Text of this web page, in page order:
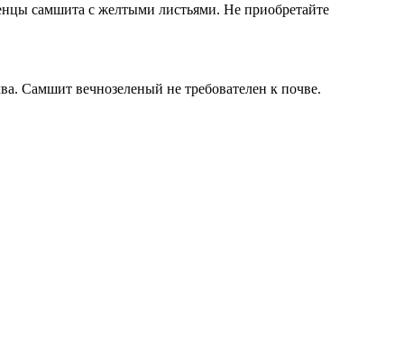
самшита с желтыми листьями. Не приобретайте
Самшит вечнозеленый не требователен к почве.